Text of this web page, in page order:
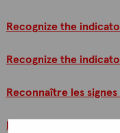
Recognize the
Recognize the
Reconnaître les